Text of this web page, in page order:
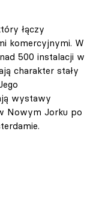
łączy
komercyjnymi. W
500 instalacji w
charakter stały
wystawy
Nowym Jorku po